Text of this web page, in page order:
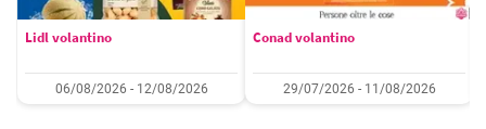
Lidl volantino
06/08/2026 - 12/08/2026
Conad volantino
29/07/2026 - 11/08/2026